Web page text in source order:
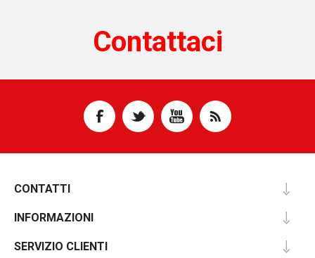
Contattaci
CONTATTI
INFORMAZIONI
SERVIZIO CLIENTI